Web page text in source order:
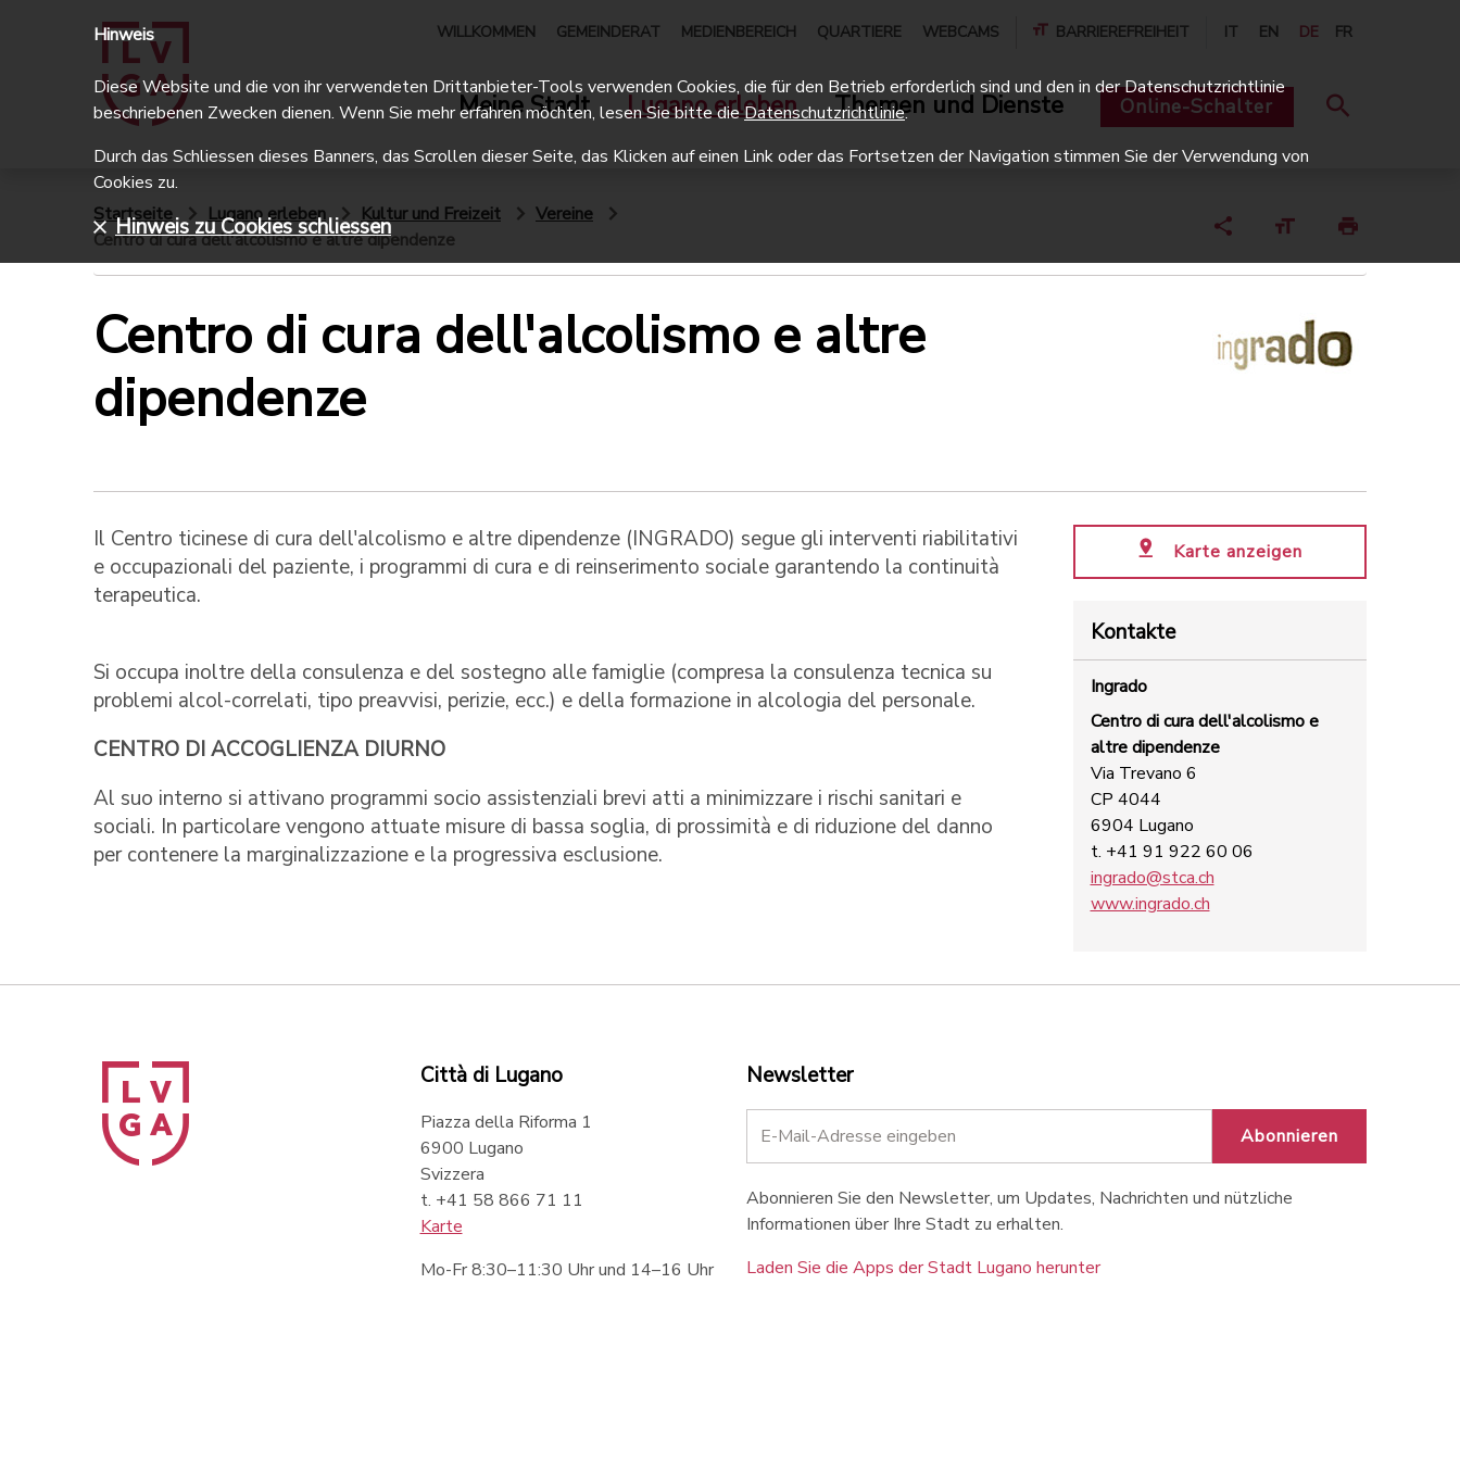
WILLKOMMEN GEMEINDERAT MEDIENBEREICH QUARTIERE WEBCAMS BARRIEREFREIHEIT IT EN DE FR
Meine Stadt Lugano erleben Themen und Dienste Online-Schalter
Startseite Lugano erleben Kultur und Freizeit
Vereine
Centro di cura dell'alcolismo e altre dipendenze
Centro di cura dell'alcolismo e altre
dipendenze
Il Centro ticinese di cura dell'alcolismo e altre dipendenze (INGRADO) segue gli interventi riabilitativi
e occupazionali del paziente, i programmi di cura e di reinserimento sociale garantendo la continuità
terapeutica.
Si occupa inoltre della consulenza e del sostegno alle famiglie (compresa la consulenza tecnica su
problemi alcol-correlati, tipo preavvisi, perizie, ecc.) e della formazione in alcologia del personale.
CENTRO DI ACCOGLIENZA DIURNO
Al suo interno si attivano programmi socio assistenziali brevi atti a minimizzare i rischi sanitari e
sociali. In particolare vengono attuate misure di bassa soglia, di prossimità e di riduzione del danno
per contenere la marginalizzazione e la progressiva esclusione.
Karte anzeigen
Kontakte
Ingrado
Centro di cura dell'alcolismo e
altre dipendenze
Via Trevano 6
CP 4044
6904 Lugano
t. +41 91 922 60 06
ingrado@stca.ch
www.ingrado.ch
Città di Lugano
Piazza della Riforma 1
6900 Lugano
Svizzera
t. +41 58 866 71 11
Karte
Mo-Fr 8:30–11:30 Uhr und 14–16 Uhr
Newsletter
Abonnieren
Abonnieren Sie den Newsletter, um Updates, Nachrichten und nützliche
Informationen über Ihre Stadt zu erhalten.
Laden Sie die Apps der Stadt Lugano herunter
Hinweis
Diese Website und die von ihr verwendeten Drittanbieter-Tools verwenden Cookies, die für den Betrieb erforderlich sind und den in der Datenschutzrichtlinie
beschriebenen Zwecken dienen. Wenn Sie mehr erfahren möchten, lesen Sie bitte dieDatenschutzrichtlinie.
Durch das Schliessen dieses Banners, das Scrollen dieser Seite, das Klicken auf einen Link oder das Fortsetzen der Navigation stimmen Sie der Verwendung von
Cookies zu.
Hinweis zu Cookies schliessen